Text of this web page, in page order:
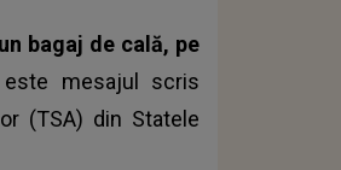
bagaj de cală, pe
mesajul scris
(TSA) din Statele